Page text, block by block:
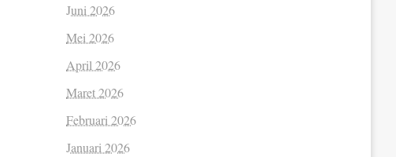
Juni 2026
Mei 2026
April 2026
Maret 2026
Februari 2026
Januari 2026